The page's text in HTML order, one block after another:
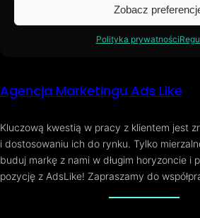
Zobacz
Polityka prywatności
oferty oraz uzyskać bezpłatną wycenę.
Agencja Marketingu Ads Like
Kluczową kwestią w pracy z klientem jest
i dostosowaniu ich do rynku. Tylko
buduj markę z nami w długim horyzoncie i
pozycję z AdsLike! Zapraszamy do